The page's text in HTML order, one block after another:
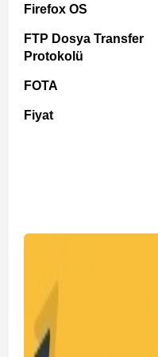
Firefox OS
FTP Dosya Transfer
Protokolü
FOTA
Fiyat